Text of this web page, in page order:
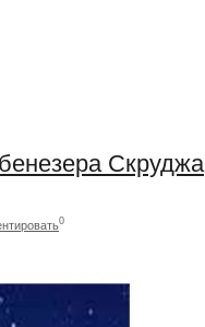
Скруджа
0